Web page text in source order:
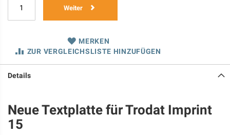
Weiter
MERKEN
ZUR VERGLEICHSLISTE HINZUFÜGEN
Details
Neue Textplatte für Trodat Imprint
15